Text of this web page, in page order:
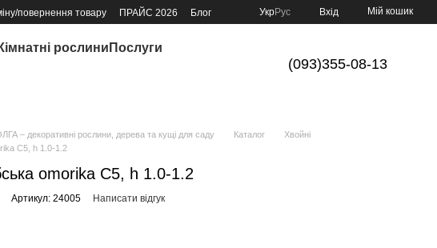
повернення товару ПРАЙС 2026
Блог
УкрРус Вхід Мій кошик
Кімнатні рослини Послуги
(093)355-08-13
– декоративні рослини, дерева та кущі для саду Каталог
Хвойні
С5, h 1.0-1.2
omorika С5, h 1.0-1.2
Артикул: 24005 Написати відгук